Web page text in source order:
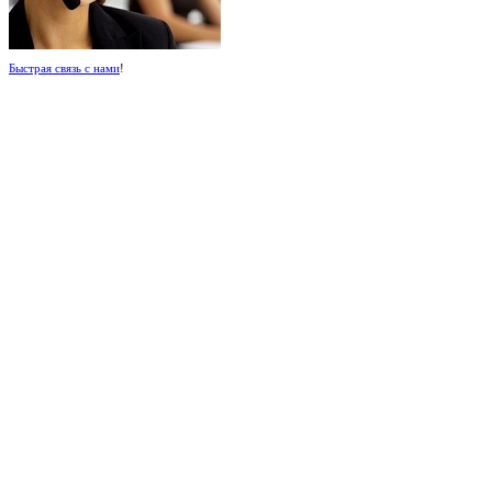
Быстрая связь с нами!